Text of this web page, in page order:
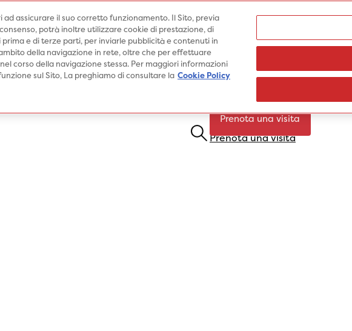
Medici
Specialità PrestazioniPatologie
Prenota una visita
Prenota una visita
assicurare il suo corretto funzionamento. Il Sito, previa
potrà inoltre utilizzare cookie di prestazione, di
e di terze parti, per inviarle pubblicità e contenuti in
della navigazione in rete, oltre che per effettuare
corso della navigazione stessa. Per maggiori informazioni
sul Sito, La preghiamo di consultare la Cookie Policy